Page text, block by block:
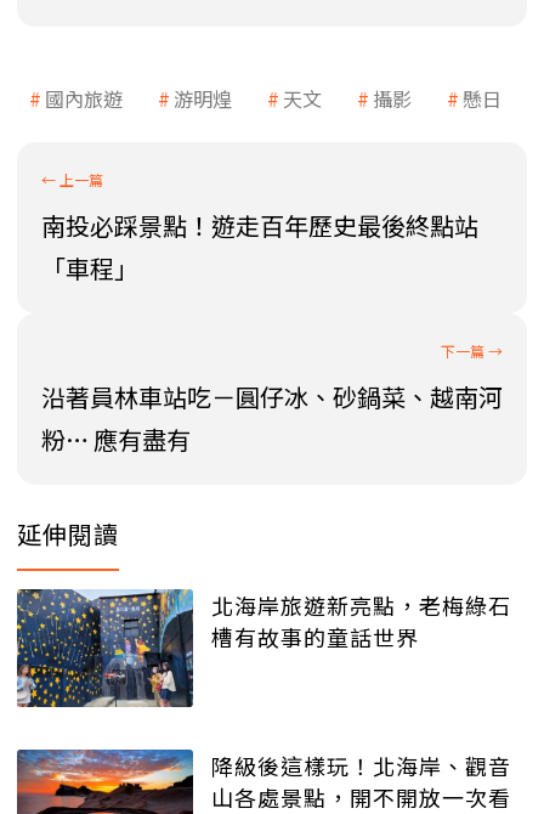
國內旅遊 游明煌 天文 攝影 懸日
南投必踩景點！遊走百年歷史最後終點站
「車程」
沿著員林車站吃－圓仔冰、砂鍋菜、越南河
粉… 應有盡有
延伸閱讀
北海岸旅遊新亮點，老梅綠石
槽有故事的童話世界
降級後這樣玩！北海岸、觀音
山各處景點，開不開放一次看